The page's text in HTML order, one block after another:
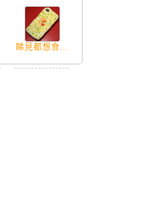
睇見都想食...